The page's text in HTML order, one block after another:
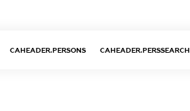
CAHEADER.PERSONS CAHEADER.PERSSEARCH